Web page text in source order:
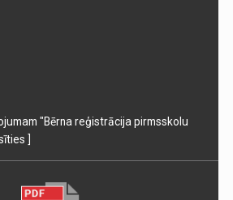
"Bērna reģistrācija pirmsskolu
]